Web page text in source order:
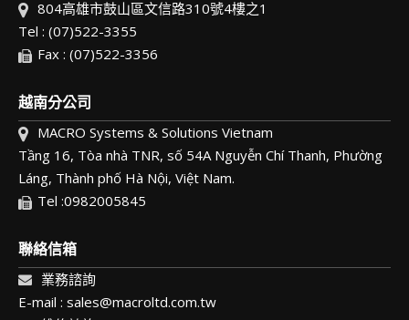
804高雄市鼓山區文信路310號4樓之1
Tel : (07)522-3355
Fax : (07)522-3356
越南分公司
MACRO Systems & Solutions Vietnam
Tầng 16, Tòa nhà TNR, số 54A Nguyễn Chí Thanh, Phường
Láng, Thành phố Hà Nội, Việt Nam.
Tel :0982005845
聯絡信箱
業務諮詢
E-mail : sales@macroltd.com.tw